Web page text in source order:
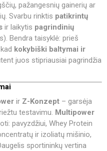
pažangesnių gainerių ar
Svarbu rinktis patikrintų
ir laikytis pagrindinių
Bendra taisyklė: prieš
kokybiški baltymai ir
juos stipriausiai pagrindžia
ir Z-Konzept – garsėja
testavimu. Multipower
pavyzdžiui, Whey Protein
ir izoliatų mišinio,
sportininkų vertina